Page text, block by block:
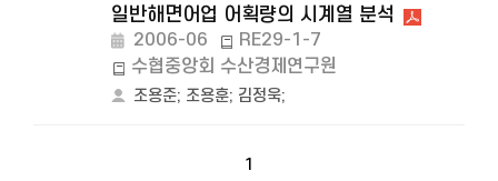
일반해면어업 어획량의 시계열 분석
2006-06
RE29-1-7
수협중앙회 수산경제연구원
조용준; 조용훈; 김정욱;
1